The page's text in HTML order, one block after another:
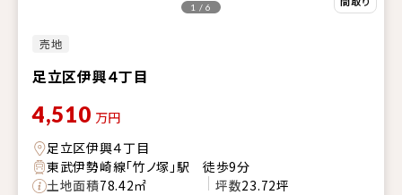
売地
足立区伊興４丁目
1 / 6
4,510 万円
足立区伊興４丁目
東武伊勢崎線「竹ノ塚」駅 徒歩9分
土地面積78.42㎡ 坪数23.72坪